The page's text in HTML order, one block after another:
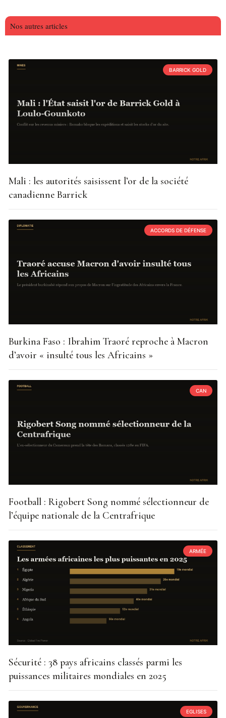
Nos autres articles
BARRICK GOLD
Mali : les autorités saisissent l’or de la société
canadienne Barrick
ACCORDS DE DÉFENSE
Burkina Faso : Ibrahim Traoré reproche à Macron
d’avoir « insulté tous les Africains »
CAN
Football : Rigobert Song nommé sélectionneur de
l’équipe nationale de la Centrafrique
ARMÉE
Sécurité : 38 pays africains classés parmi les
puissances militaires mondiales en 2025
EGLISES